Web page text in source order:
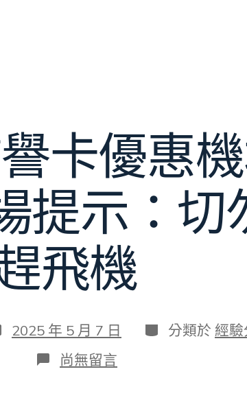
卡優惠
提示：切
飛機
2025 年 5 月 7 日 分
類
分類於 經
在
〈白
尚無留言